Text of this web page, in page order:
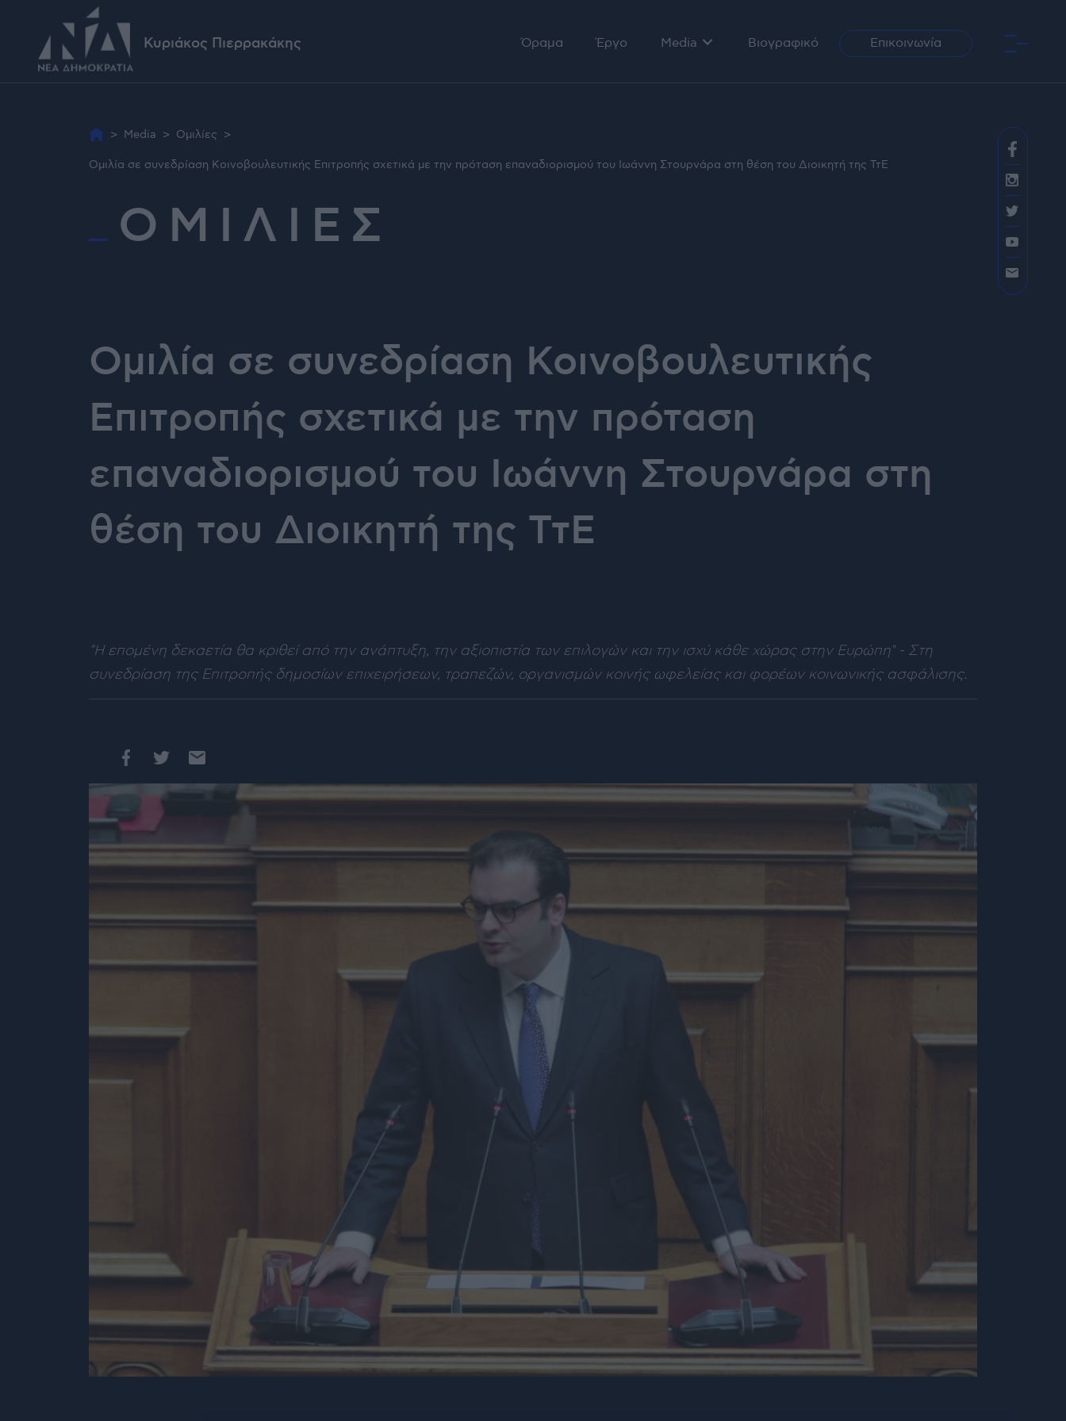
Κυριάκος Πιερρακάκης Όραμα Έργο Media
Τηλεόραση / Ραδιόφωνο
Βιογραφικό Επικοινωνία
> Media > Ομιλίες >
Ομιλία σε συνεδρίαση Κοινοβουλευτικής Επιτροπής σχετικά με την πρόταση επαναδιορισμού του Ιωάννη Στουρνάρα στη θέση του Διοικητή της ΤτΕ
ΟΜΙΛΙΕΣ
Ομιλία σε συνεδρίαση Κοινοβουλευτικής
Επιτροπής σχετικά με την πρόταση
επαναδιορισμού του Ιωάννη Στουρνάρα στη
θέση του Διοικητή της ΤτΕ
"Η επομένη δεκαετία θα κριθεί από την ανάπτυξη, την αξιοπιστία των επιλογών και την ισχύ κάθε χώρας στην Ευρώπη" - Στη
συνεδρίαση της Επιτροπής δημοσίων επιχειρήσεων, τραπεζών, οργανισμών κοινής ωφελείας και φορέων κοινωνικής ασφάλισης.